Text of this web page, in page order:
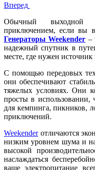
Вперед
Обычный выходной
приключением, если вы
Генераторы Weekender –
надежный спутник в
месте, где нужен источник
С помощью передовых
они обеспечивают
тяжелых условиях. Они
просты в
для кемпинга, пикников,
приключений.
Weekenderотличаются
низким уровнем шума и
высокой
наслаждаться
ваше электропитание